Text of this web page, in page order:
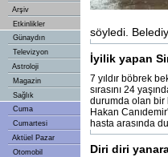
Arşiv
Etkinlikler
Günaydın
Televizyon
Astroloji
Magazin
Sağlık
Cuma
Cumartesi
Aktüel Pazar
Otomobil
söyledi.
İyilik yapan
7 yıldır böbrek
sırasını 24
durumda olan bir
Hakan
hasta arasında
Diri diri